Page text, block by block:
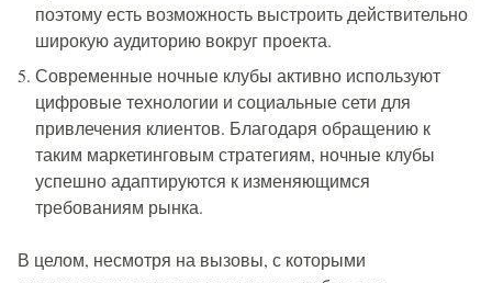
поэтому есть возможность выстроить действительно
широкую аудиторию вокруг проекта.
Современные ночные клубы активно используют
цифровые технологии и социальные сети для
привлечения клиентов. Благодаря обращению к
таким маркетинговым стратегиям, ночные клубы
успешно адаптируются к изменяющимся
требованиям рынка.
В целом, несмотря на вызовы, с которыми